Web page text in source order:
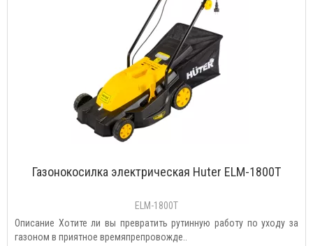
Газонокосилка электрическая Huter ELM-1800T
ELM-1800T
Описание Хотите ли вы превратить рутинную работу по уходу за
газоном в приятное времяпрепровожде..